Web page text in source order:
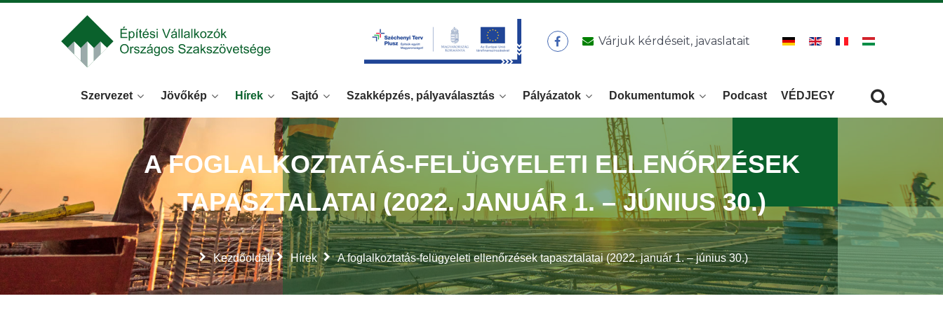
Várjuk kérdéseit, javaslatait
Szervezet Jövőkép Hírek Sajtó Szakképzés, pályaválasztás Pályázatok Dokumentumok Podcast VÉDJEGY
Kezdőoldal Hírek A foglalkoztatás-felügyeleti ellenőrzések tapasztalatai (2022. január 1. – június 30.)
A FOGLALKOZTATÁS-FELÜGYELETI ELLENŐRZÉSEK
TAPASZTALATAI (2022. JANUÁR 1. – JÚNIUS 30.)